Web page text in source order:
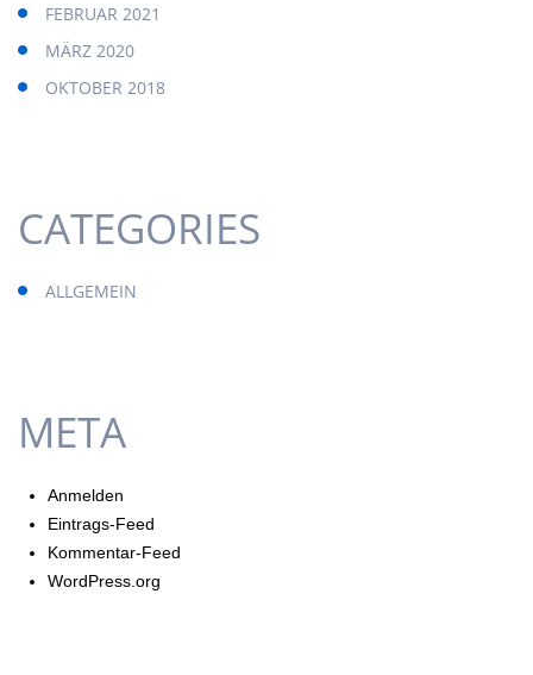
FEBRUAR 2021
MÄRZ 2020
OKTOBER 2018
CATEGORIES
ALLGEMEIN
META
Anmelden
Eintrags-Feed
Kommentar-Feed
WordPress.org